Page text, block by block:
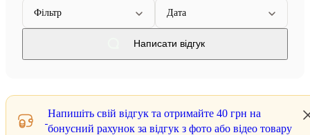
Фільтр Дата
Написати відгук
Напишіть свій відгук та отримайте 40 грн на
бонусний рахунок за відгук з фото або відео товару